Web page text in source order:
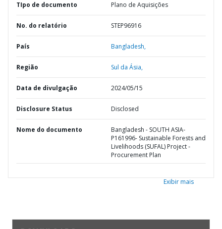
TIpo de documento Plano de Aquisições
No. do relatório STEP96916
País Bangladesh,
Região Sul da Ásia,
Data de divulgação 2024/05/15
Disclosure Status Disclosed
Nome do documento
Bangladesh - SOUTH ASIA-
P161996- Sustainable Forests and
Livelihoods (SUFAL) Project -
Procurement Plan
Exibir mais